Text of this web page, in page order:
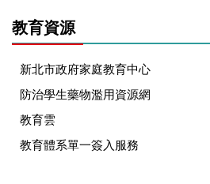
教育資源
新北市政府家庭教育中心
防治學生藥物濫用資源網
教育雲
教育體系單一簽入服務